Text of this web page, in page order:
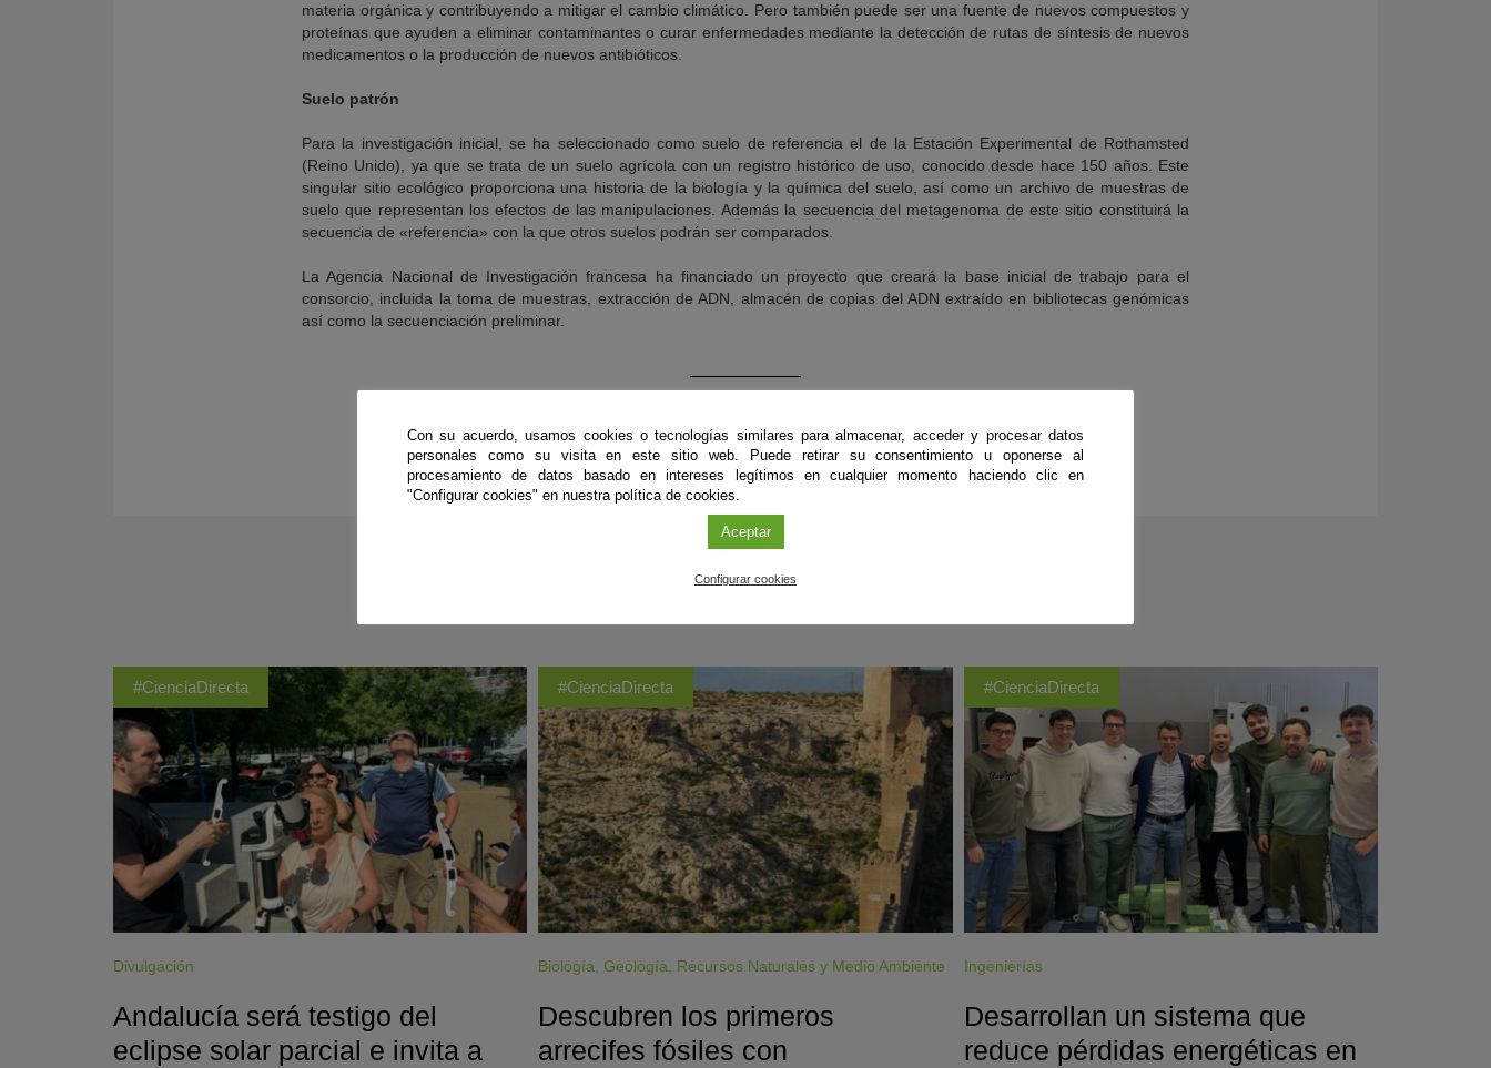
materia orgánica y contribuyendo a mitigar el cambio climático. Pero también puede ser una fuente de nuevos compuestos y
proteínas que ayuden a eliminar contaminantes o curar enfermedades mediante la detección de rutas de síntesis de nuevos
medicamentos o la producción de nuevos antibióticos.
Suelo patrón
Para la investigación inicial, se ha seleccionado como suelo de referencia el de la Estación Experimental de Rothamsted
(Reino Unido), ya que se trata de un suelo agrícola con un registro histórico de uso, conocido desde hace 150 años. Este
singular sitio ecológico proporciona una historia de la biología y la química del suelo, así como un archivo de muestras de
suelo que representan los efectos de las manipulaciones. Además la secuencia del metagenoma de este sitio constituirá la
secuencia de «referencia» con la que otros suelos podrán ser comparados.
La Agencia Nacional de Investigación francesa ha financiado un proyecto que creará la base inicial de trabajo para el
consorcio, incluida la toma de muestras, extracción de ADN, almacén de copias del ADN extraído en bibliotecas genómicas
así como la secuenciación preliminar.
ÚLTIMAS PUBLICACIONES
#CienciaDirecta
Divulgación
Andalucía será testigo del
eclipse solar parcial e invita a
#CienciaDirecta
Biología ,Geología Recursos Naturales y Medio Ambiente
Descubren los primeros
arrecifes fósiles con
#CienciaDirecta
Ingenierías
Desarrollan un sistema que
reduce pérdidas energéticas en
Con su acuerdo, usamos cookies o tecnologías similares para almacenar, acceder y procesar datos
personales como su visita en este sitio web. Puede retirar su consentimiento u oponerse al
procesamiento de datos basado en intereses legítimos en cualquier momento haciendo clic en
"Configurar cookies" en nuestra política de cookies.
Aceptar
Configurar cookies